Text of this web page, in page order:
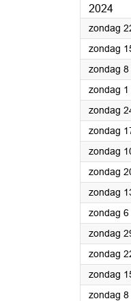
2024
zondag
zondag
zondag
zondag
zondag
zondag
zondag
zondag
zondag
zondag
zondag
zondag
zondag
zondag